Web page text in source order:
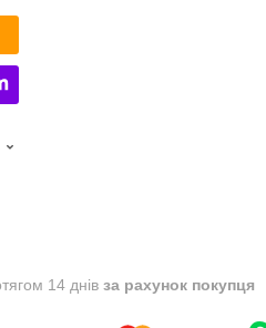
14 днів за рахунок покупця